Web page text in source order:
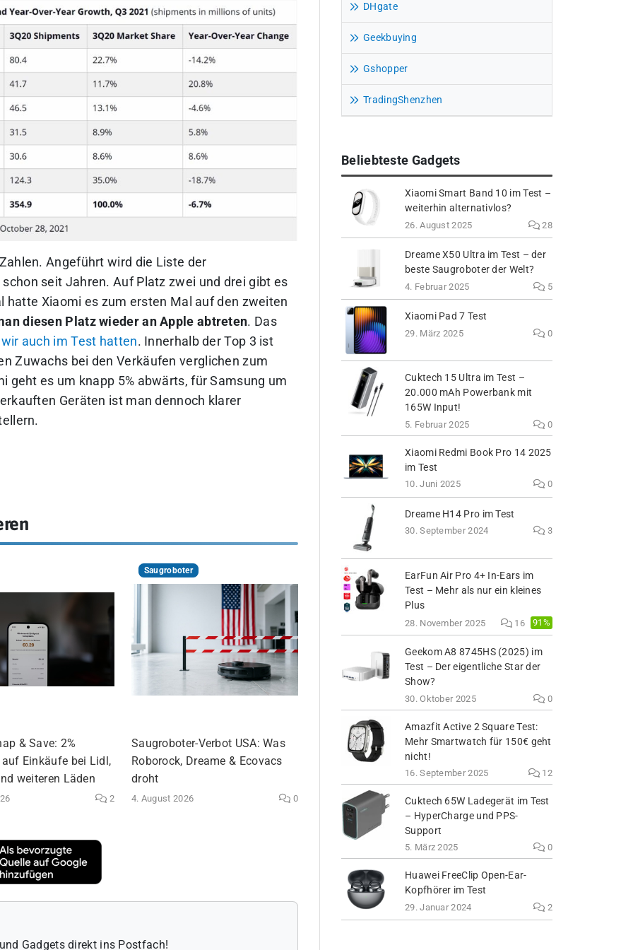
Angeführt wird die Liste der
seit Jahren. Auf Platz zwei und drei gibt es
Xiaomi es zum ersten Mal auf den zweiten
diesen Platz wieder an Apple abtreten. Das
auch im Test hatten. Innerhalb der Top 3 ist
Zuwachs bei den Verkäufen verglichen zum
geht es um knapp 5% abwärts, für Samsung um
Geräten ist man dennoch klarer
& Save: 2%
Einkäufe bei Lidl,
weiteren Läden
2
Saugroboter
Saugroboter-Verbot USA: Was
Roborock, Dreame & Ecovacs
droht
4. August 2026 0
Gadgets direkt ins Postfach!
DHgate
Geekbuying
Gshopper
TradingShenzhen
Beliebteste Gadgets
Xiaomi Smart Band 10 im Test –
weiterhin alternativlos?
26. August 2025 28
Dreame X50 Ultra im Test – der
beste Saugroboter der Welt?
4. Februar 2025 5
Xiaomi Pad 7 Test
29. März 2025 0
Cuktech 15 Ultra im Test –
20.000 mAh Powerbank mit
165W Input!
5. Februar 2025 0
Xiaomi Redmi Book Pro 14 2025
im Test
10. Juni 2025 0
Dreame H14 Pro im Test
30. September 2024 3
EarFun Air Pro 4+ In-Ears im
Test – Mehr als nur ein kleines
Plus
28. November 2025 16 91%
Geekom A8 8745HS (2025) im
Test – Der eigentliche Star der
Show?
30. Oktober 2025 0
Amazfit Active 2 Square Test:
Mehr Smartwatch für 150€ geht
nicht!
16. September 2025 12
Cuktech 65W Ladegerät im Test
– HyperCharge und PPS-
Support
5. März 2025 0
Huawei FreeClip Open-Ear-
Kopfhörer im Test
29. Januar 2024 2